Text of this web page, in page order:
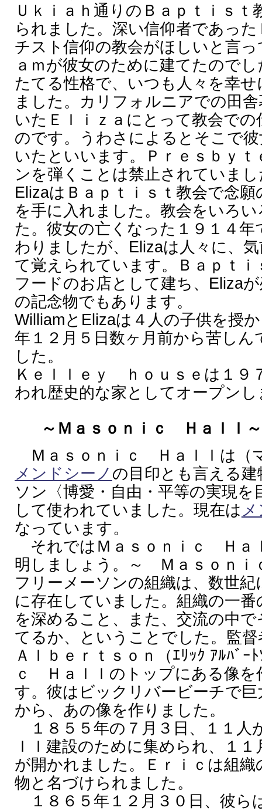
Ｕｋｉａｈ通りのＢａｐｔｉｓ
られました。深い信仰者であっ
チスト信仰の教会がほしいと言
ａｍが彼女のために建てたので
たてる性格で、いつも人々を幸
ました。カリフォルニアでの田
いたＥｌｉｚａにとって教会で
のです。うわさによるとそこで
いたといいます。Ｐｒｅｓｂｙ
ンを弾くことは禁止されていま
ElizaはＢａｐｔｉｓｔ教会で念
を手に入れました。教会をいろ
た。彼女の亡くなった１９１４
わりましたが、Elizaは人々に、
て覚えられています。Ｂａｐｔ
フードのお店として建ち、Eliza
の記念物でもあります。
WilliamとElizaは４人の子供を授
年１２月５日数ヶ月前から苦し
した。
Ｋｅｌｌｅｙ ｈｏｕｓｅは１９
われ歴史的な家としてオープン
～Ｍａｓｏｎｉｃ Ｈａｌｌ
Ｍａｓｏｎｉｃ Ｈａｌｌは（
メンドシーノ の目印とも言える
ソン〈博愛・自由・平等の実現を
して使われていました。現在は
なっています。
それではＭａｓｏｎｉｃ Ｈａ
明しましょう。～ Ｍａｓｏｎ
フリーメーソンの組織は、数世紀
に存在していました。組織の一
を深めること、また、交流の中
てるか、ということでした。監
Ａｌｂｅｒｔｓｏｎ（ｴﾘｯｸ ｱﾙﾊﾞｰ
ｃ Ｈａｌｌのトップにある像を
す。彼はビックリバービーチで
から、あの像を作りました。
１８５５年の７月３日、１１
ｌｌ建設のために集められ、１
が開かれました。Ｅｒｉｃは組
物と名づけられました。
１８６５年１２月３０日、彼